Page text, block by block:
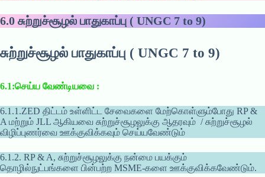
6.0 சுற்றுச்சூழல் பாதுகாப்பு ( UNGC 7 to 9)
சுற்றுச்சூழல் பாதுகாப்பு ( UNGC 7 to 9)
6.1:செய்ய வேண்டியவை :
6.1.1.ZED திட்டம் உள்ளிட்ட சேவைகளை மேற்கொள்ளும்போது RP &
A மற்றும் JLL ஆகியவை சுற்றுச்சூழலுக்கு ஆதரவும் / சுற்றுச்சூழல்
விழிப்புணர்வை ஊக்குவிக்கவும் செய்யவேண்டும்
6.1.2. RP & A, சுற்றுச்சூழலுக்கு நன்மை பயக்கும்
தொழில்நுட்பங்களை பின்பற்ற MSME-களை ஊக்குவிக்கவேண்டும்.